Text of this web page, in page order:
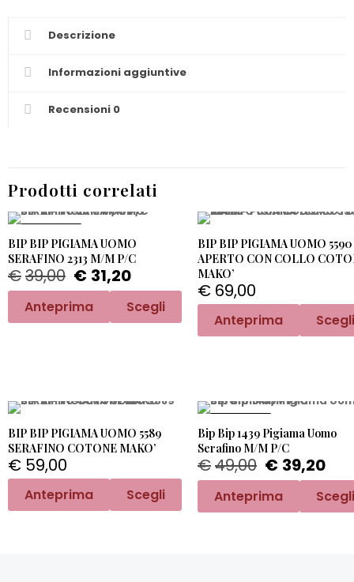
Descrizione
Informazioni aggiuntive
Recensioni 0
Prodotti correlati
BIP BIP PIGIAMA UOMO
SERAFINO 2313 M/M P/C
€39,00 € 31,20
Anteprima Scegli
BIP BIP PIGIAMA UOMO 5590
APERTO CON COLLO
MAKO’
€ 69,00
Anteprima Scegli
BIP BIP PIGIAMA UOMO 5589
SERAFINO COTONE MAKO’
€ 59,00
Anteprima Scegli
Bip Bip 1439 Pigiama Uomo
Serafino M/M P/C
€49,00 € 39,20
Anteprima Scegli